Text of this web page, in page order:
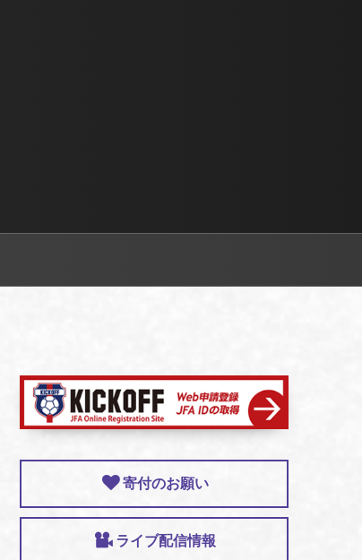
寄付のお願い
ライブ配信情報